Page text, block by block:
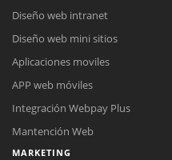
Diseño web intranet
Diseño web mini sitios
Aplicaciones moviles
APP web móviles
Integración Webpay Plus
Mantención Web
MARKETING